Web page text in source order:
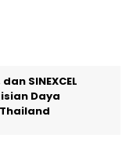
SINEXCEL
Daya